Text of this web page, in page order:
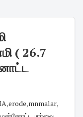
( 26.7
,erode,mnmalar,